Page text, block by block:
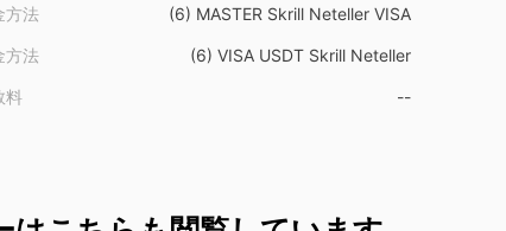
方法 (6) MASTER Skrill Neteller VISA
方法 (6) VISA USDT Skrill Neteller
料 --